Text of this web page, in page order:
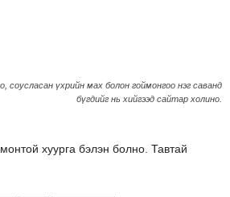
соусласан үхрийн мах болон гоймонгоо нэг саванд
бүгдийг нь хийгээд сайтар холино.
хуурга бэлэн болно. Тавтай